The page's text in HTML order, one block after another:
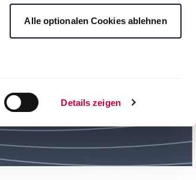
Details zeigen
Alle optionalen Cookies ablehnen